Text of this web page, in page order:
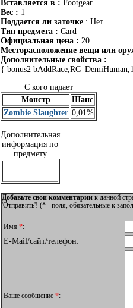
Вставляется в : Footgear
Вес : 1
Поддается ли заточке : Нет
Тип предмета : Card
Официальная цена : 20
Месторасположение вещи или
Дополнительные свойства :
{ bonus2
С кого падает
Монстр
Шанс
Zombie Slaughter 0,01%
Дополнительная
информация по
предмету
Добавьте свои комментариик данной
'Отправить'! (*- поля, обязательные к
Имя *:
E-Mail/сайт/телефон:
Ваше сообщение *: